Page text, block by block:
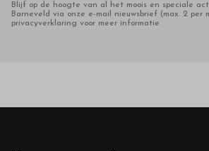
Blijf op de hoogte van al het moois en speciale
Barneveld via onze e-mail nieuwsbrief (max. 2 per
privacyverklaring voor meer informatie.